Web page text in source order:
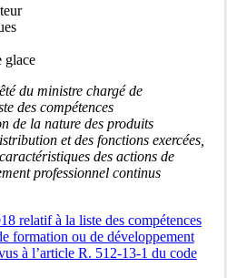
glace
du ministre chargé de
des compétences
de la nature des produits
et des fonctions exercées,
des actions de
professionnel continus
relatif à la liste des compétences
formation ou de développement
à l’article R. 512-13-1 du code